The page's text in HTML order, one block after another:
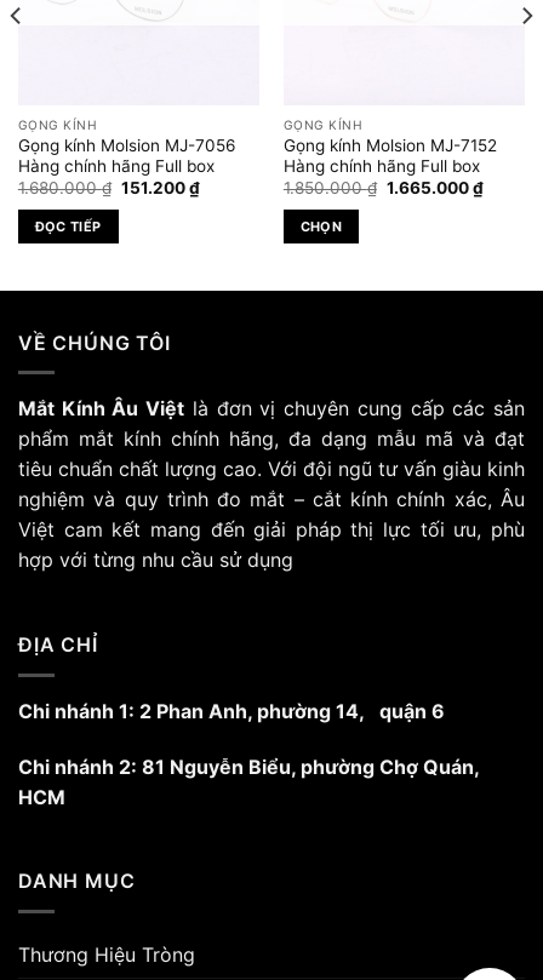
GỌNG KÍNH
Gọng kính Molsion MJ-7056
Hàng chính hãng Full box
1.680.000₫ Giá
151.200₫Giá
hiện
ĐỌC TIẾP
GỌNG KÍNH
Gọng kính Molsion MJ-7152
Hàng chính hãng Full box
1.850.000₫ Giá
1.665.000₫Giá
hiện
CHỌN
thể.
Các
tùy
chọn
có
thể
được
₫.
VỀ CHÚNG TÔI
Mắt Kính Âu Việt là đơn vị chuyên cung cấp các sản
phẩm mắt kính chính hãng, đa dạng mẫu mã và đạt
tiêu chuẩn chất lượng cao. Với đội ngũ tư vấn giàu kinh
nghiệm và quy trình đo mắt – cắt kính chính xác, Âu
Việt cam kết mang đến giải pháp thị lực tối ưu, phù
hợp với từng nhu cầu sử dụng
ĐỊA CHỈ
Chi nhánh 1: 2 Phan Anh, phường 14, quận 6
Chi nhánh 2: 81 Nguyễn Biểu, phường Chợ Quán,
HCM
DANH MỤC
Thương Hiệu Tròng